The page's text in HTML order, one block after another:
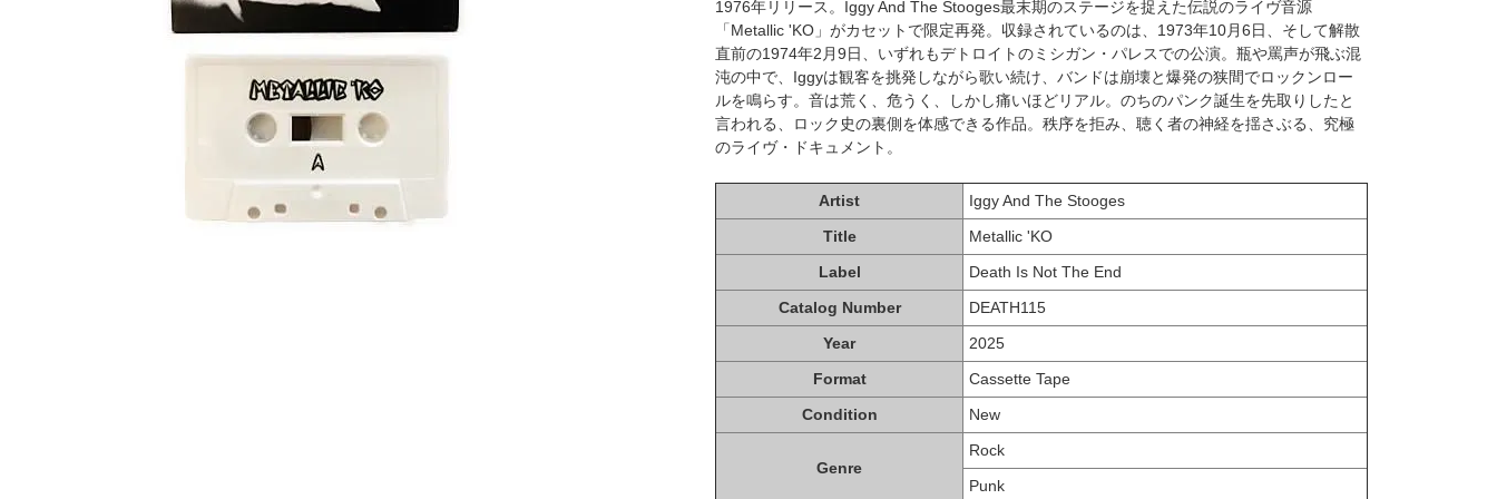
1976年リリース。Iggy And The Stooges最末期のステージを捉えた伝説のライヴ音源
「Metallic 'KO」がカセットで限定再発。収録されているのは、1973年10月6日、そして解散
直前の1974年2月9日、いずれもデトロイトのミシガン・パレスでの公演。瓶や罵声が飛ぶ混
沌の中で、Iggyは観客を挑発しながら歌い続け、バンドは崩壊と爆発の狭間でロックンロー
ルを鳴らす。音は荒く、危うく、しかし痛いほどリアル。のちのパンク誕生を先取りしたと
言われる、ロック史の裏側を体感できる作品。秩序を拒み、聴く者の神経を揺さぶる、究極
のライヴ・ドキュメント。
Artist
Iggy And The Stooges
Title
Metallic 'KO
Label
Death Is Not The End
Catalog Number
DEATH115
Year
2025
Format
Cassette Tape
Condition
New
Genre
Rock
Punk